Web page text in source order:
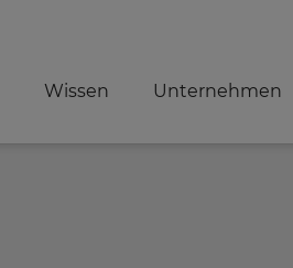
Wissen Unternehmen